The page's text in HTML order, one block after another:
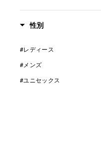
性別
#レディース
#メンズ
#ユニセックス